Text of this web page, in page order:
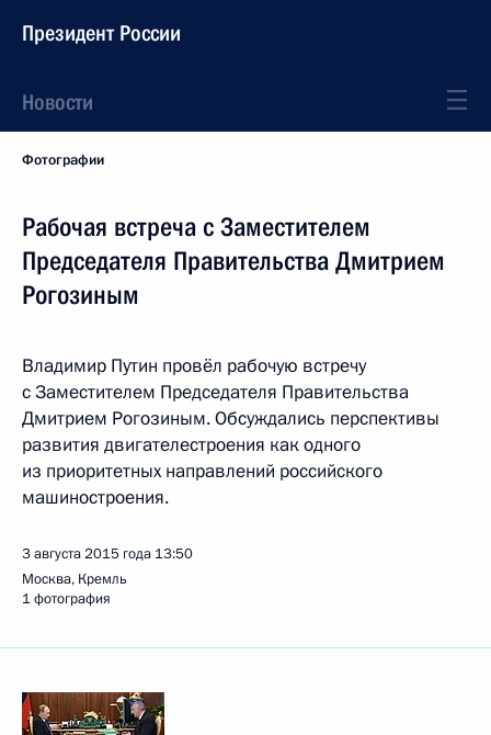
Президент России
Новости
Фотографии
Рабочая встреча с Заместителем
Председателя Правительства Дмитрием
Рогозиным
Владимир Путин провёл рабочую встречу
с Заместителем Председателя Правительства
Дмитрием Рогозиным. Обсуждались перспективы
развития двигателестроения как одного
из приоритетных направлений российского
машиностроения.
3 августа 2015 года 13:50
Москва, Кремль
1 фотография